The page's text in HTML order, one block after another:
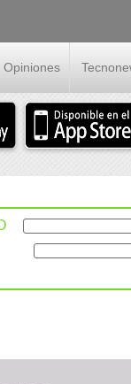
Opiniones